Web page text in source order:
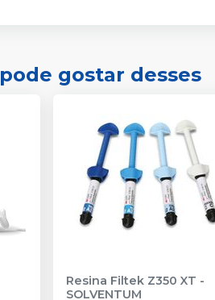
gostar desses
Resina Filtek Z350 XT -
SOLVENTUM